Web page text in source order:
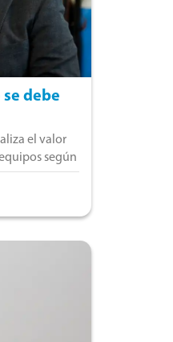
debe
el valor
según